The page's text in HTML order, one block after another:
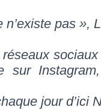
pas »,
sur
jour d’ici